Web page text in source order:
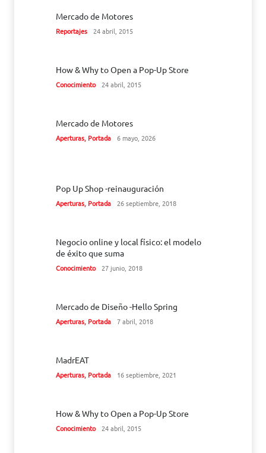
Mercado de Motores
Reportajes 24 abril, 2015
How & Why to Open a Pop-Up Store
Conocimiento 24 abril, 2015
Mercado de Motores
Aperturas, Portada 6 mayo, 2026
Pop Up Shop -reinauguración
Aperturas, Portada 26 septiembre, 2018
Negocio online y local físico: el modelo
de éxito que suma
Conocimiento 27 junio, 2018
Mercado de Diseño -Hello Spring
Aperturas, Portada 7 abril, 2018
MadrEAT
Aperturas, Portada 16 septiembre, 2021
How & Why to Open a Pop-Up Store
Conocimiento 24 abril, 2015